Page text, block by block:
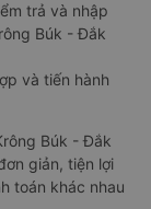
trả và nhập
Búk - Đắk
và tiến hành
Búk - Đắk
giản, tiện lợi
toán khác nhau